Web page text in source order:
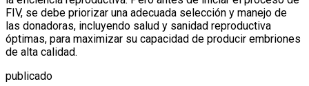
FIV, se debe priorizar una adecuada selección y manejo de
las donadoras, incluyendo salud y sanidad reproductiva
óptimas, para maximizar su capacidad de producir embriones
de alta calidad.
publicado